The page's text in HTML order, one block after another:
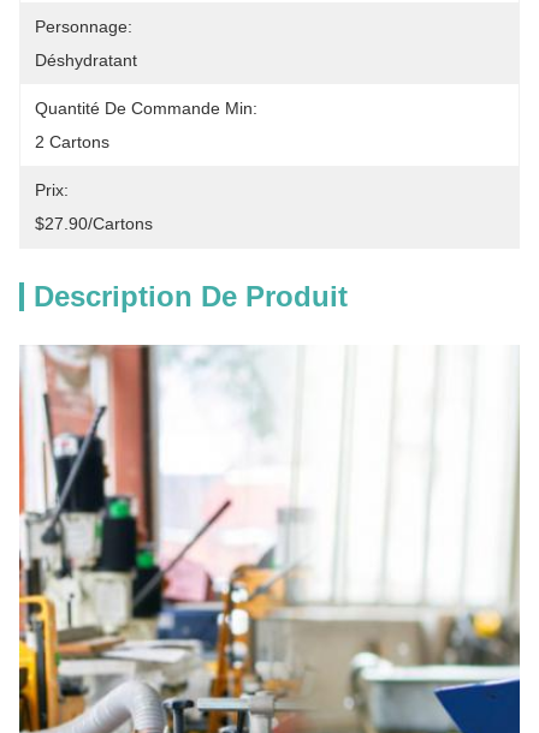
Personnage:
Déshydratant
Quantité De Commande Min:
2 Cartons
Prix:
$27.90/cartons
Description De Produit